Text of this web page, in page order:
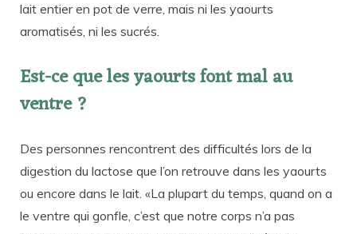
lait entier en pot de verre, mais ni les yaourts
aromatisés, ni les sucrés.
Est-ce que les yaourts font mal au
ventre ?
Des personnes rencontrent des difficultés lors de la
digestion du lactose que l’on retrouve dans les yaourts
ou encore dans le lait. «La plupart du temps, quand on a
le ventre qui gonfle, c’est que notre corps n’a pas